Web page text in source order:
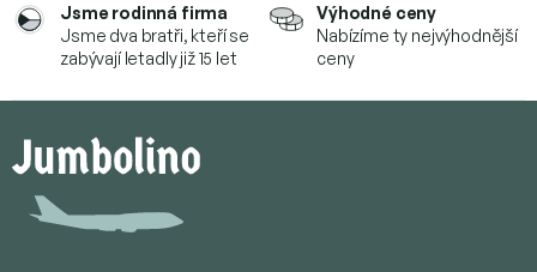
Jsme rodinná firma
Jsme dva bratři, kteří se
zabývají letadly již 15 let
Výhodné ceny
Nabízíme ty nejvýhodnější
ceny
p